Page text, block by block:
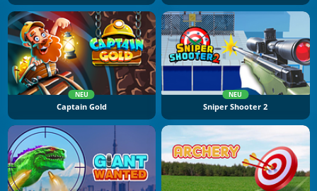
NEU
Captain Gold
NEU
Sniper Shooter 2